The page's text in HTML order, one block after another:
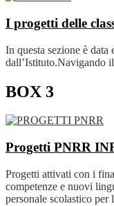
I progetti delle
In questa sezione è
dall’Istituto.Navigando
BOX 3
Progetti PNRR
Progetti attivati con i
competenze e nuovi
personale scolastico per